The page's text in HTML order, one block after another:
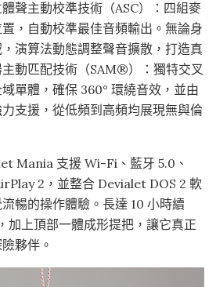
聲主動校準技術（ASC）：四組麥
，自動校準最佳音頻輸出。無論身
演算法動態調整聲音擴散，打造真
動匹配技術（SAM®）：獨特交叉
單體，確保 360° 環繞音效，並由
支援，從低頻到高頻均展現無與倫
Mania 支援 Wi-Fi、藍牙 5.0、
2，並整合 Devialet DOS 2 軟
暢的操作體驗。長達 10 小時續
加上頂部一體成形提把，讓它真正
夥伴。